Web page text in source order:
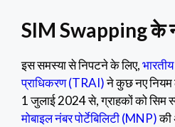
SIM Swapping के
इस समस्या से निपटने के लिए,
प्राधिकरण (TRAI)ने कुछ नए नियम
1 जुलाई 2024 से, ग्राहकों को सिम
मोबाइल नंबर पोर्टेबिलिटी (MNP)की